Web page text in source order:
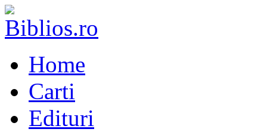
Home
Carti
Edituri